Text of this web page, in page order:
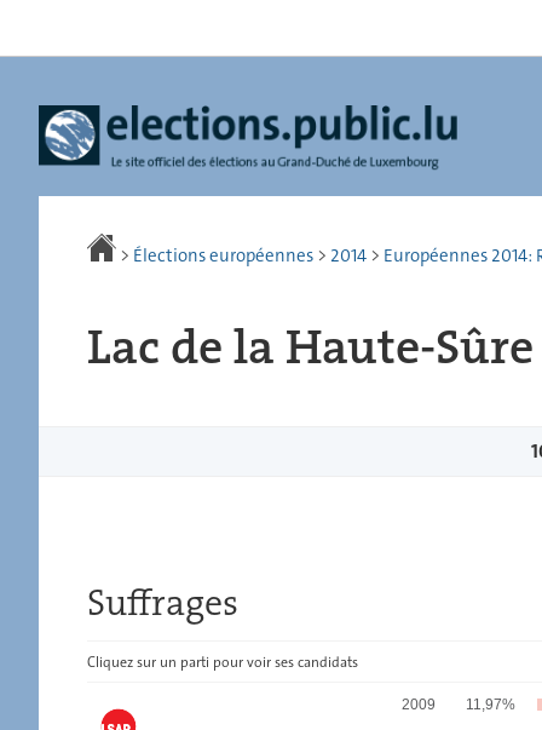
navigation
> Élections européennes > 2014 > Européennes
Lac de la Haute-Sûre
Suffrages
Cliquez sur un parti pour voir ses candidats
2009 11,97%